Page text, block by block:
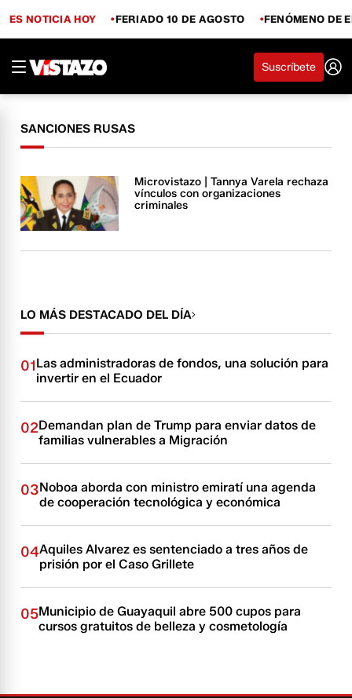
ES NOTICIA HOY FERIADO 10 DE AGOSTO FENÓMENO DE
Suscríbete
SANCIONES RUSAS
Microvistazo | Tannya Varela rechaza
vínculos con organizaciones
criminales
LO MÁS DESTACADO DEL DÍA
01Las administradoras de fondos, una solución para
invertir en el Ecuador
02Demandan plan de Trump para enviar datos de
familias vulnerables a Migración
03Noboa aborda con ministro emiratí una agenda
de cooperación tecnológica y económica
04Aquiles Alvarez es sentenciado a tres años de
prisión por el Caso Grillete
05Municipio de Guayaquil abre 500 cupos para
cursos gratuitos de belleza y cosmetología